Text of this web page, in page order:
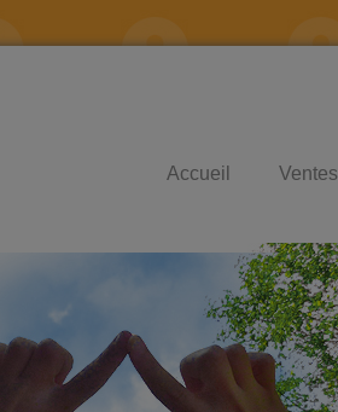
Accueil Ventes